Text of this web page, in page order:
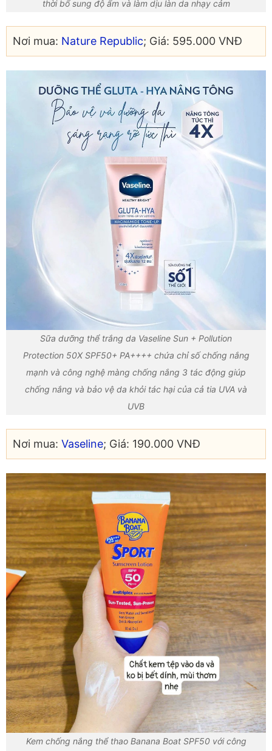
thời bổ sung độ ẩm và làm dịu làn da nhạy cảm
Nơi mua: Nature Republic; Giá: 595.000 VNĐ
Sữa dưỡng thể trắng da Vaseline Sun + Pollution
Protection 50X SPF50+ PA++++ chứa chỉ số chống nắng
mạnh và công nghệ màng chống nắng 3 tác động giúp
chống nắng và bảo vệ da khỏi tác hại của cả tia UVA và
UVB
Nơi mua: Vaseline; Giá: 190.000 VNĐ
Kem chống nắng thể thao Banana Boat SPF50 với công